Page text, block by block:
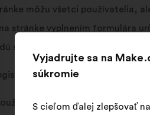
môžu všetci používatelia,
stránke vyplnením formulára
schválené.
na stránke sú výslovne
ručia za to, že všetky
Vyjadrujte sa na
súkromie
S cieľom ďalej zlepšovať